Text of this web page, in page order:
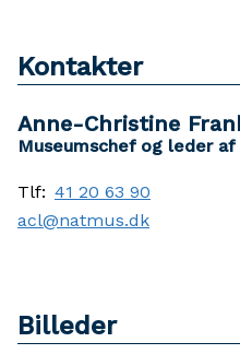
Kontakter
Anne-Christine
Museumschef og leder
Tlf: 41 20 63 90
acl@natmus.dk
Billeder